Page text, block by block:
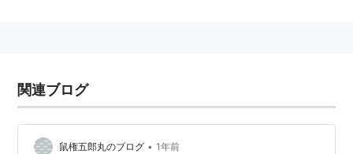
関連ブログ
鼠権五郎丸のブログ • 1年前